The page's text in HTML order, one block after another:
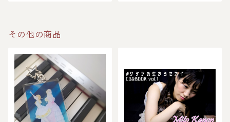
その他の商品